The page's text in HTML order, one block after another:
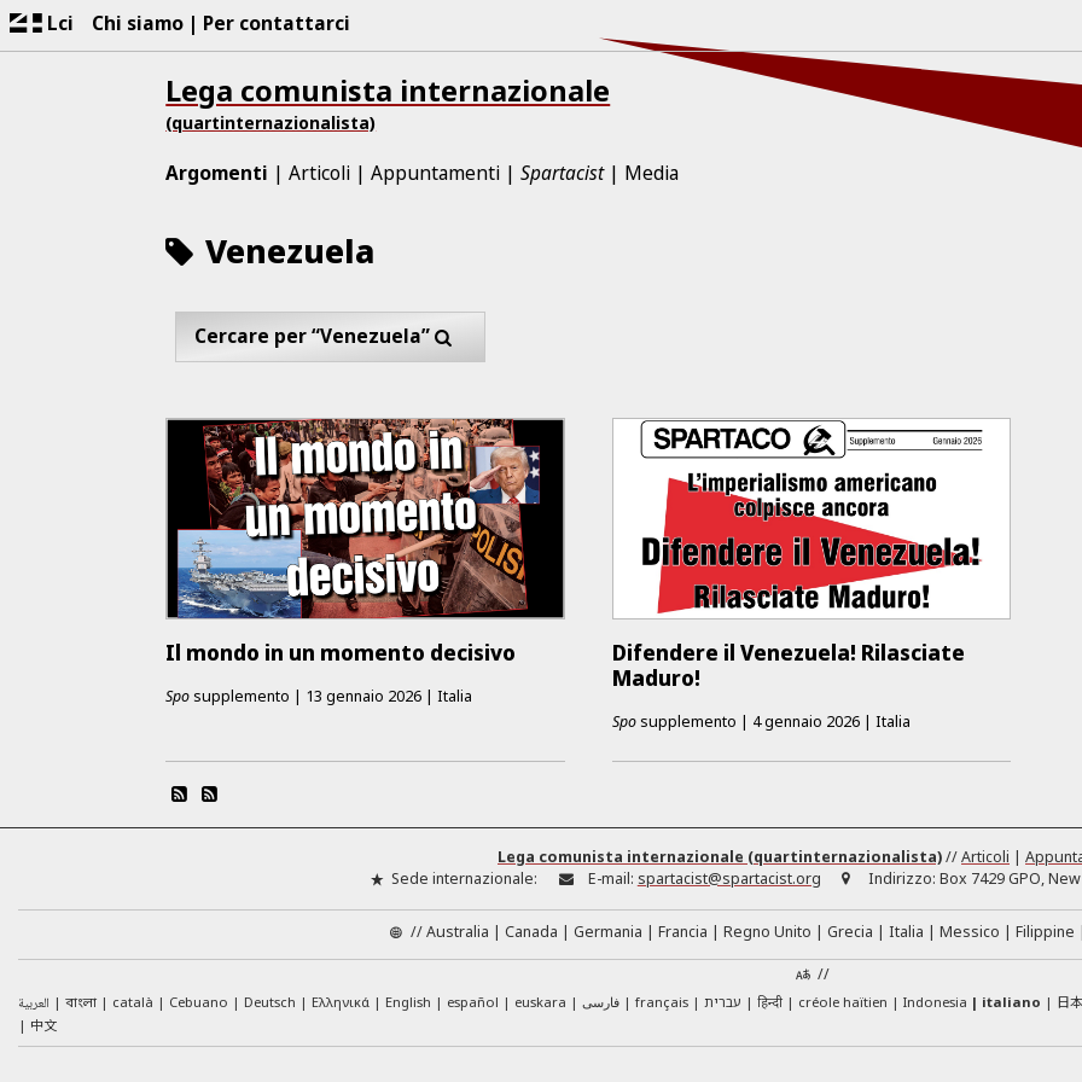
Lci Chi siamo Per contattarci
Lega comunista internazionale
(quartinternazionalista)
Argomenti Articoli Appuntamenti Spartacist Media
Venezuela
Cercare per “Venezuela”
Il mondo in un momento decisivo
Spo supplemento | 13 gennaio 2026 | Italia
Difendere il Venezuela! Rilasciate
Maduro!
Sposupplemento | 4 gennaio 2026 | Italia
Lega comunista internazionale (quartinternazionalista)//Articoli |
Sede internazionale:
E-mail: spartacist@spartacist.org Indirizzo: Box 7429 GPO,
//Australia Canada Germania Francia Regno Unito Grecia Italia Messico Filippine
//
العربية বাংলা català Cebuano Deutsch Ελληνικά English español euskara فارسی français עברית हिन्दी créole haïtien Indonesia italiano
日
中文